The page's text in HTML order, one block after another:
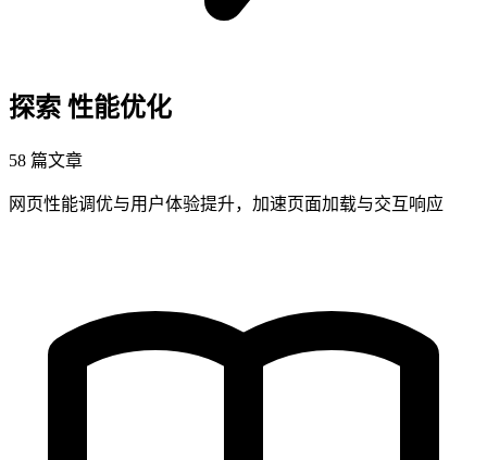
探索 性能优化
58 篇文章
网页性能调优与用户体验提升，加速页面加载与交互响应